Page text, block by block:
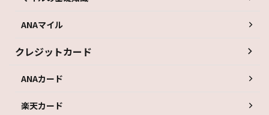
ANAマイル
クレジットカード
ANAカード
楽天カード